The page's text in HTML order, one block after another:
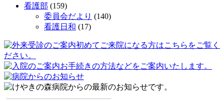
看護部 (159)
委員会だより (140)
看護日和 (17)